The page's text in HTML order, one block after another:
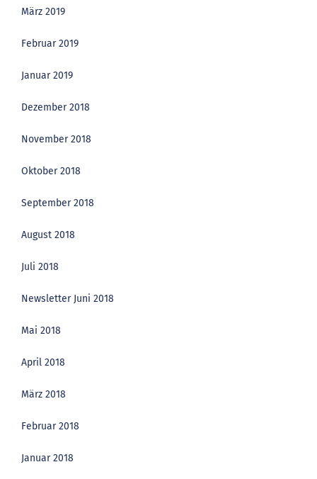
März 2019
Februar 2019
Januar 2019
Dezember 2018
November 2018
Oktober 2018
September 2018
August 2018
Juli 2018
Newsletter Juni 2018
Mai 2018
April 2018
März 2018
Februar 2018
Januar 2018